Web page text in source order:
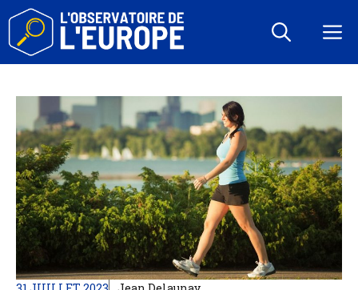
Aller
contenu